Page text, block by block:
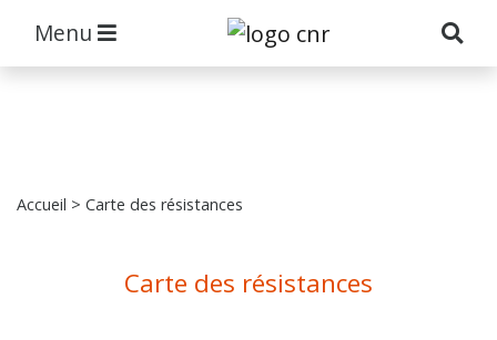
Menu
Accueil > Carte des résistances
Carte des résistances